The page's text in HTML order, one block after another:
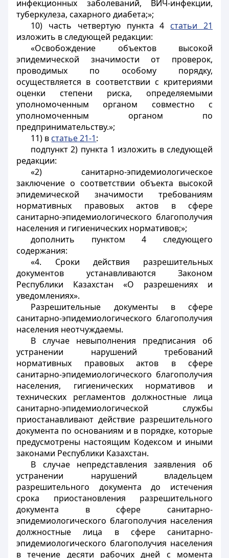
инфекционных заболеваний, ВИЧ-инфекции,
туберкулеза, сахарного диабета;»;
10) часть четвертую пункта 4 статьи 21
изложить в следующей редакции:
«Освобождение объектов высокой
эпидемической значимости от проверок,
проводимых по особому порядку,
осуществляется в соответствии с критериями
оценки степени риска, определяемыми
уполномоченным органом совместно с
уполномоченным органом по
предпринимательству.»;
11) в статье 21-1:
подпункт 2) пункта 1 изложить в следующей
редакции:
«2) санитарно-эпидемиологическое
заключение о соответствии объекта высокой
эпидемической значимости требованиям
нормативных правовых актов в сфере
санитарно-эпидемиологического благополучия
населения и гигиенических нормативов;»;
дополнить пунктом 4 следующего
содержания:
«4. Сроки действия разрешительных
документов устанавливаются Законом
Республики Казахстан «О разрешениях и
уведомлениях».
Разрешительные документы в сфере
санитарно-эпидемиологического благополучия
населения неотчуждаемы.
В случае невыполнения предписания об
устранении нарушений требований
нормативных правовых актов в сфере
санитарно-эпидемиологического благополучия
населения, гигиенических нормативов и
технических регламентов должностные лица
санитарно-эпидемиологической службы
приостанавливают действие разрешительного
документа по основаниям и в порядке, которые
предусмотрены настоящим Кодексом и иными
законами Республики Казахстан.
В случае непредставления заявления об
устранении нарушений владельцем
разрешительного документа до истечения
срока приостановления разрешительного
документа в сфере санитарно-
эпидемиологического благополучия населения
должностные лица в сфере санитарно-
эпидемиологического благополучия населения
в течение десяти рабочих дней с момента